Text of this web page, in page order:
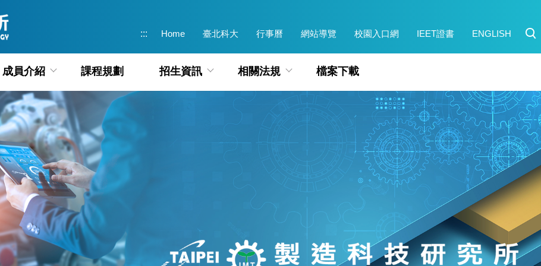
::: Home 臺北科大 行事曆 網站導覽 校園入口網 IEET證書 ENGLISH
成員介紹 課程規劃 招生資訊 相關法規 檔案下載